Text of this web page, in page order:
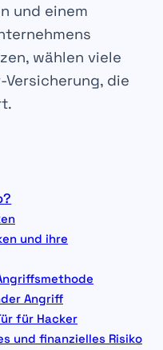
und einem
, wählen viele
Versicherung, die
und ihre
Angriff
für Hacker
und finanzielles Risiko